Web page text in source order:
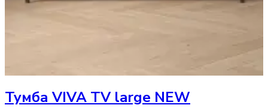
Тумба VIVA TV large NEW